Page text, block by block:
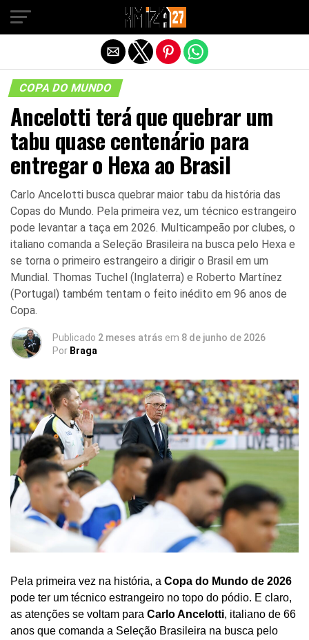
COPA DO MUNDO
Ancelotti terá que quebrar um
tabu quase centenário para
entregar o Hexa ao Brasil
Carlo Ancelotti busca quebrar maior tabu da história das
Copas do Mundo. Pela primeira vez, um técnico estrangeiro
pode levantar a taça em 2026. Multicampeão por clubes, o
italiano comanda a Seleção Brasileira na busca pelo Hexa e
se torna o primeiro estrangeiro a dirigir o Brasil em um
Mundial. Thomas Tuchel (Inglaterra) e Roberto Martínez
(Portugal) também tentam o feito inédito em 96 anos de
Copa.
Publicado 2 meses atrás em 8 de junho de 2026
Por Braga
Pela primeira vez na história, a Copa do Mundo de 2026
pode ter um técnico estrangeiro no topo do pódio. E claro,
as atenções se voltam para Carlo Ancelotti, italiano de 66
anos que comanda a Seleção Brasileira na busca pelo
Sair da versão mobile